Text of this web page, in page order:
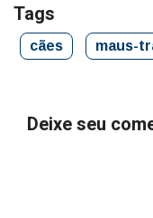
Tags
cães maus-
Deixe seu